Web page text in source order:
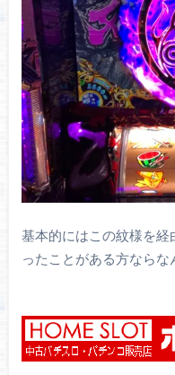
基本的にはこの紋様を
ったことがある方ならな